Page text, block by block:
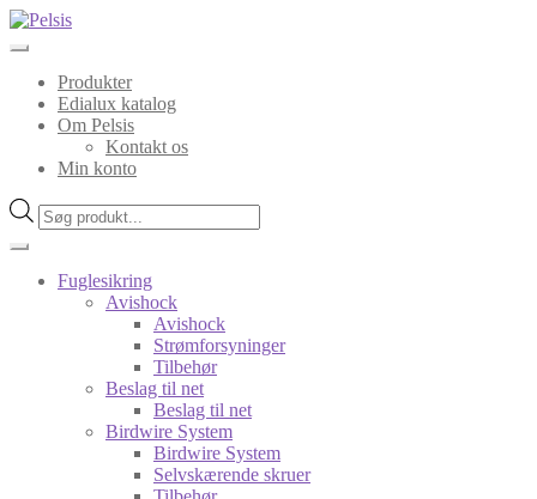
Spring
Spring
Produkter
Edialux katalog
Om Pelsis
Kontakt os
Min konto
Products
search
Fuglesikring
Avishock
Avishock
Strømforsyninger
Tilbehør
Beslag til net
Beslag til net
Birdwire System
Birdwire System
Selvskærende skruer